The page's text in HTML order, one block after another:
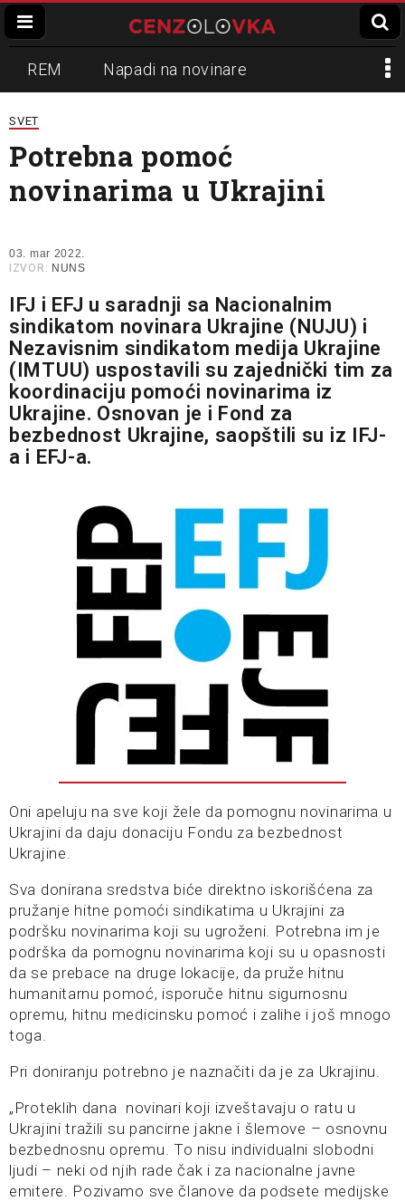
REM Napadi na novinare
Zvučni top
Propaganda Lokalni mediji
Informer Slavko Ćuruvija
SVET
Potrebna pomoć
novinarima u Ukrajini
03. mar 2022.
IZVOR: NUNS
IFJ i EFJ u saradnji sa Nacionalnim
sindikatom novinara Ukrajine (NUJU) i
Nezavisnim sindikatom medija Ukrajine
(IMTUU) uspostavili su zajednički tim za
koordinaciju pomoći novinarima iz
Ukrajine. Osnovan je i Fond za
bezbednost Ukrajine, saopštili su iz IFJ-
a i EFJ-a.
Oni apeluju na sve koji žele da pomognu novinarima u
Ukrajini da daju donaciju Fondu za bezbednost
Ukrajine.
Sva donirana sredstva biće direktno iskorišćena za
pružanje hitne pomoći sindikatima u Ukrajini za
podršku novinarima koji su ugroženi. Potrebna im je
podrška da pomognu novinarima koji su u opasnosti
da se prebace na druge lokacije, da pruže hitnu
humanitarnu pomoć, isporuče hitnu sigurnosnu
opremu, hitnu medicinsku pomoć i zalihe i još mnogo
toga.
Pri doniranju potrebno je naznačiti da je za Ukrajinu.
„Proteklih dana novinari koji izveštavaju o ratu u
Ukrajini tražili su pancirne jakne i šlemove – osnovnu
bezbednosnu opremu. To nisu individualni slobodni
ljudi – neki od njih rade čak i za nacionalne javne
emitere. Pozivamo sve članove da podsete medijske